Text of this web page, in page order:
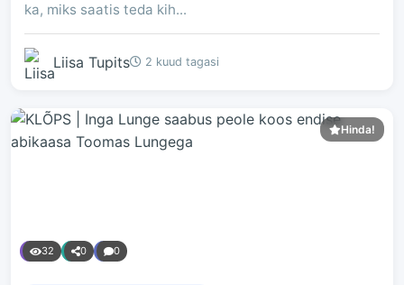
ka, miks saatis teda kih...
Liisa Tupits 2 kuud tagasi
Hinda!
32 0 0